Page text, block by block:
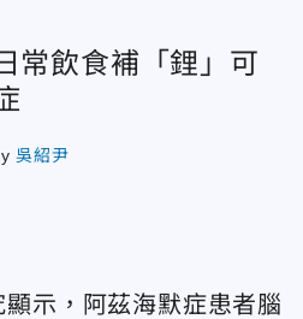
常飲食補「鋰」可
吳紹尹
示，阿茲海默症患者腦